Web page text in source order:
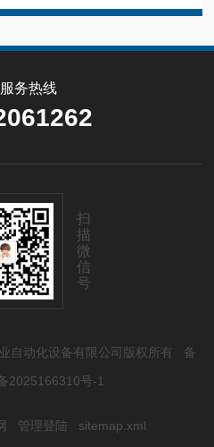
务热线
扫
描
微
信
号
自动化设备有限公司版权所有 备
2025166310号-1
管理登陆 sitemap.xml